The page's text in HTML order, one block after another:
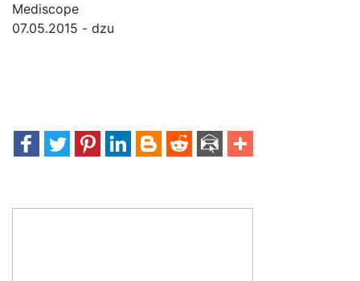
Mediscope
07.05.2015 - dzu